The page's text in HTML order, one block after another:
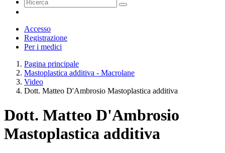
Accesso
Registrazione
Per i medici
Pagina principale
Mastoplastica additiva - Macrolane
Video
Dott. Matteo D'Ambrosio Mastoplastica additiva
Dott. Matteo D'Ambrosio
Mastoplastica additiva